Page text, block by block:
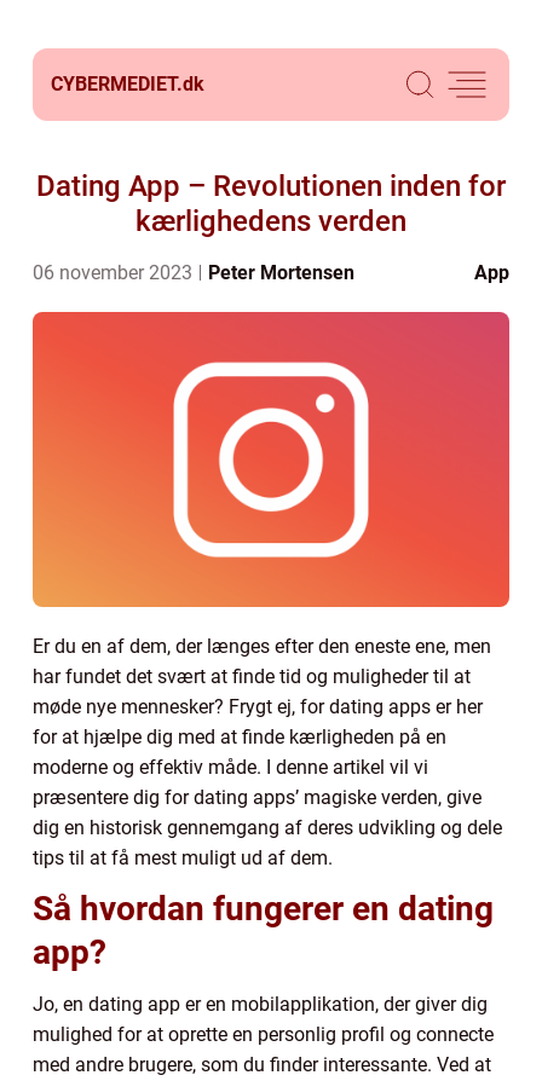
CYBERMEDIET.dk
Dating App – Revolutionen inden for
kærlighedens verden
06 november 2023 Peter Mortensen App
Er du en af dem, der længes efter den eneste ene, men
har fundet det svært at finde tid og muligheder til at
møde nye mennesker? Frygt ej, for dating apps er her
for at hjælpe dig med at finde kærligheden på en
moderne og effektiv måde. I denne artikel vil vi
præsentere dig for dating apps’ magiske verden, give
dig en historisk gennemgang af deres udvikling og dele
tips til at få mest muligt ud af dem.
Så hvordan fungerer en dating
app?
Jo, en dating app er en mobilapplikation, der giver dig
mulighed for at oprette en personlig profil og connecte
med andre brugere, som du finder interessante. Ved at